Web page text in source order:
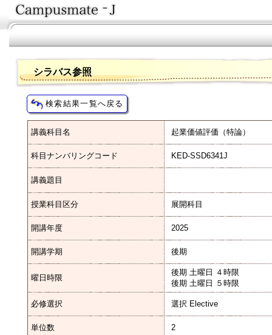
シラバス参照
講義科目名 起業価値評価（特論）
科目ナンバリングコード KED-SSD6341J
講義題目
授業科目区分 展開科目
開講年度 2025
開講学期 後期
曜日時限
後期 土曜日 ４時限
後期 土曜日 ５時限
必修選択 選択 Elective
単位数 2